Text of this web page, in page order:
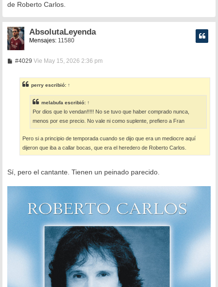
de Roberto Carlos.
AbsolutaLeyenda
Mensajes: 11580
#4029M
a
j
e
Vie May 15, 2026 2:36 pm
perry escribió: ↑
melabufa escribió: ↑
Por dios que lo vendan!!!!! No se tuvo que haber comprado nunca,
menos por ese precio. No vale ni como suplente, prefiero a Fran
Pero si a principio de temporada cuando se dijo que era un mediocre aquí
dijeron que iba a callar bocas, que era el heredero de Roberto Carlos.
Sí, pero el cantante. Tienen un peinado parecido.